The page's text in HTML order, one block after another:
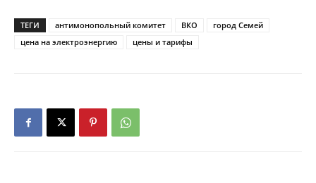
ТЕГИ антимонопольный комитет ВКО
город Семей
цена на электроэнергию
цены и тарифы